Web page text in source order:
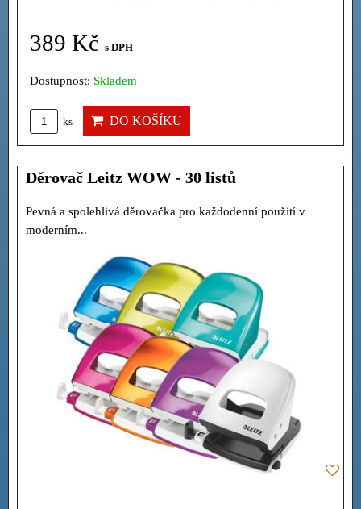
389 Kč s DPH
Dostupnost: Skladem
ks DO KOŠÍKU
Děrovač Leitz WOW - 30 listů
Pevná a spolehlivá děrovačka pro každodenní použití v
moderním...